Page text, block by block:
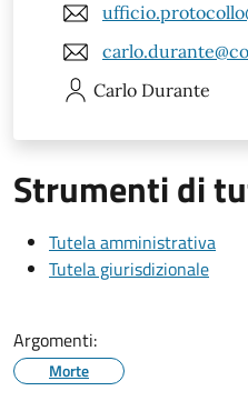
Carlo Durante
Strumenti di
Tutela amministrativa
Tutela giurisdizionale
Argomenti:
Morte